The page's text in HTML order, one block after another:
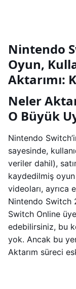
Nintendo
Oyun,
Aktarımı:
Neler
O Büyük
Nintendo
sayesinde,
veriler dahil),
kaydedilmiş
videoları, ayrıca
Nintendo Switch
Switch Online
edebilirsiniz, bu
yok. Ancak bu
Aktarım süreci